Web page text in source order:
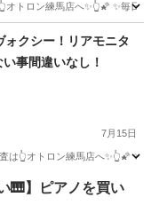
オトロン練馬店へ✨👆🌠 ✨毎
ォクシー！リアモニタ
事間違いなし！
7月15日
は👆オトロン練馬店へ✨👆🌠
🎹】ピアノを買い